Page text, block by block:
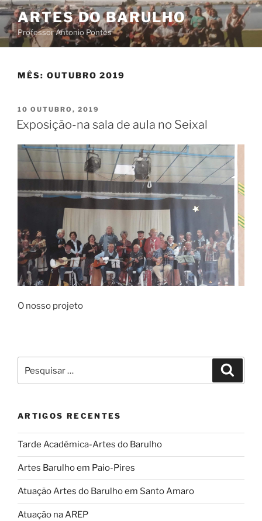
Saltar
para
o
conteúdo
ARTES DO BARULHO
Professor Antonio Pontes
MÊS: OUTUBRO 2019
PUBLICADO
EM
10 OUTUBRO, 2019
Exposição-na sala de aula no Seixal
O nosso projeto
por:
ARTIGOS RECENTES
Tarde Académica-Artes do Barulho
Artes Barulho em Paio-Pires
Atuação Artes do Barulho em Santo Amaro
Atuação na AREP